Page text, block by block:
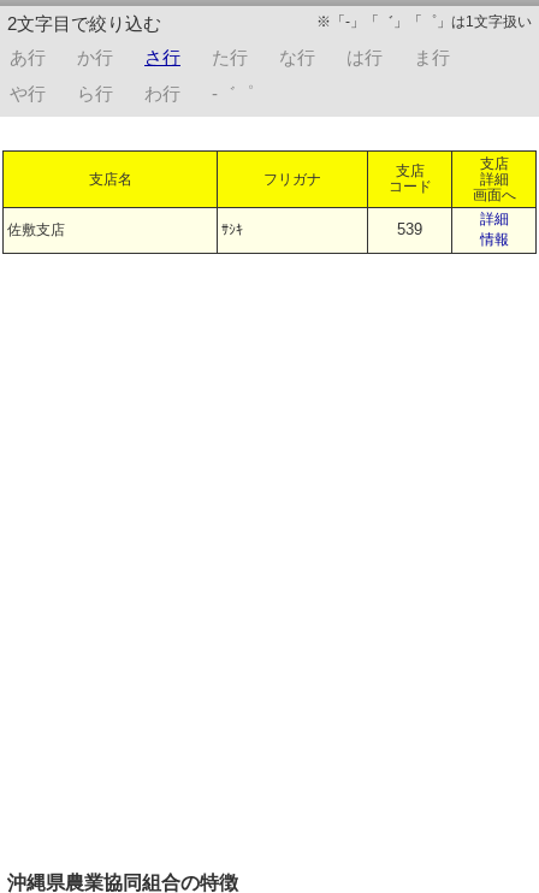
2文字目で絞り込む
※「-」「゛」「゜」は1文字扱い
あ行 か行 さ行 た行 な行 は行
ま行
や行
ら行 わ行 -゛゜
支店名 フリガナ
支店
コード
支店
詳細
画面へ
佐敷支店 ｻｼｷ 539
詳細
情報
沖縄県農業協同組合の特徴